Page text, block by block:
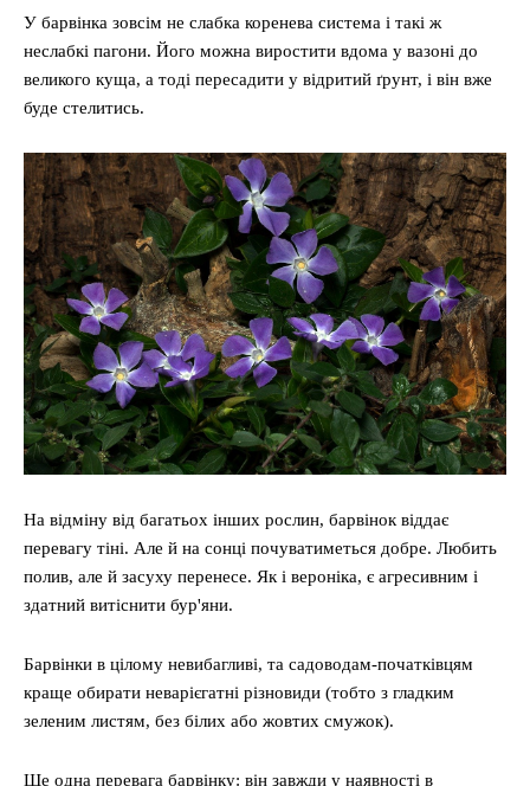
У барвінка зовсім не слабка коренева система і такі ж
неслабкі пагони. Його можна виростити вдома у вазоні до
великого куща, а тоді пересадити у відритий ґрунт, і він вже
буде стелитись.
На відміну від багатьох інших рослин, барвінок віддає
перевагу тіні. Але й на сонці почуватиметься добре. Любить
полив, але й засуху перенесе. Як і вероніка, є агресивним і
здатний витіснити бур'яни.
Барвінки в цілому невибагливі, та садоводам-початківцям
краще обирати неварієгатні різновиди (тобто з гладким
зеленим листям, без білих або жовтих смужок).
Ще одна перевага барвінку: він завжди у наявності в